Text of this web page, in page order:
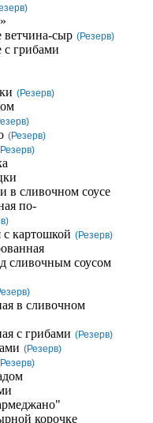
ветчина-сыр (Резерв)
с грибами
(Резерв)
(Резерв)
в сливочном соусе
по-
картошкой (Резерв)
сливочным соусом
в сливочном
с грибами (Резерв)
(Резерв)
корочке